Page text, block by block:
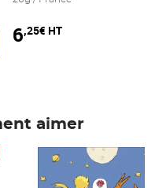
au panier
6,25€ HT
aimer
Prix 6,25€ HT